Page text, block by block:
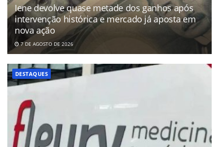
Iene devolve quase metade dos ganhos após
intervenção histórica e mercado já aposta em
nova ação
7 DE AGOSTO DE 2026
DESTAQUES